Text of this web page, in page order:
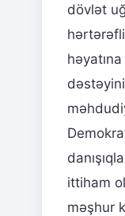
dövlət
ittiham
məşhur